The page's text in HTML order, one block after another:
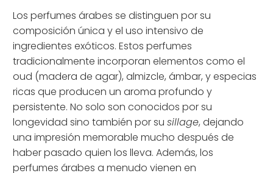
Los perfumes árabes se distinguen por su
composición única y el uso intensivo de
ingredientes exóticos. Estos perfumes
tradicionalmente incorporan elementos como el
oud (madera de agar), almizcle, ámbar, y especias
ricas que producen un aroma profundo y
persistente. No solo son conocidos por su
longevidad sino también por susillage, dejando
una impresión memorable mucho después de
haber pasado quien los lleva. Además, los
perfumes árabes a menudo vienen en